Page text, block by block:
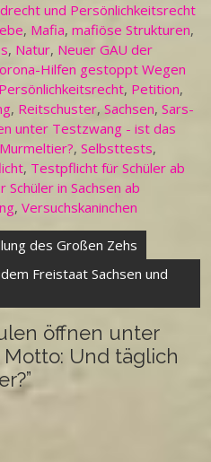
und Persönlichkeitsrecht
, Mafia,mafiöse Strukturen,
, Natur, Neuer GAU der
Hilfen gestoppt Wegen
Persönlichkeitsrecht, Petition,
, Reitschuster,Sachsen,Sars-
unter Testzwang - ist das
,Selbsttests,
, Testpflicht für Schüler ab
in Sachsen ab
,Versuchskaninchen
des Großen Zehs
Freistaat Sachsen und
öffnen unter
Motto: Und täglich
”